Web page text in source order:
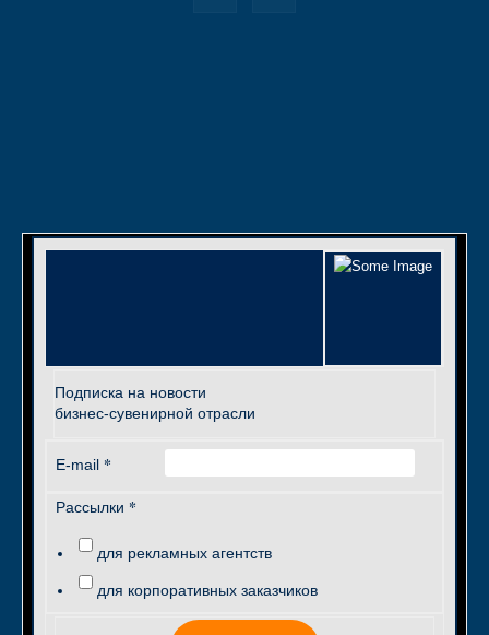
Подписка на новости
бизнес-сувенирной отрасли
E-mail *
Рассылки *
для рекламных агентств
для корпоративных заказчиков